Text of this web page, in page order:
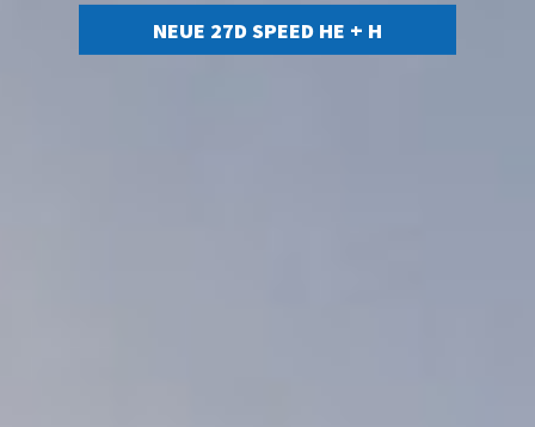
NEUE 27D SPEED HE + H